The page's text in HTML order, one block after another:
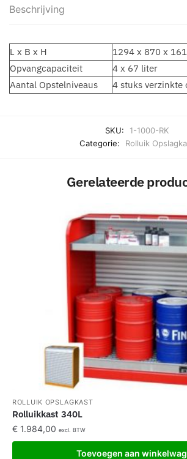
Beschrijving
L x B x H
1294 x 870 x
Opvangcapaciteit
4 x 67 liter
Aantal Opstelniveaus
4 stuks verzinkte
SKU:
1-1000-RK
Categorie:
Rolluik
Gerelateerde
ROLLUIK OPSLAGKAST
Rolluikkast 340L
€ 1.984,00 excl. BTW
Toevoegen aan